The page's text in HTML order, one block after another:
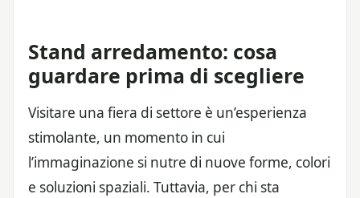
Stand arredamento: cosa
guardare prima di scegliere
Visitare una fiera di settore è un’esperienza
stimolante, un momento in cui
l’immaginazione si nutre di nuove forme, colori
e soluzioni spaziali. Tuttavia, per chi sta